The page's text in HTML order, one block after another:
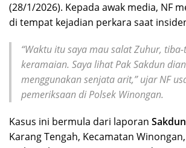
(28/1/2026). Kepada awak media, NF
di tempat kejadian perkara saat
“Waktu itu saya mau salat Zuhur,
keramaian. Saya lihat Pak Sakdun
menggunakan senjata arit,” ujar NF
pemeriksaan di Polsek Winongan.
Kasus ini bermula dari laporan Sakdun
Karang Tengah, Kecamatan